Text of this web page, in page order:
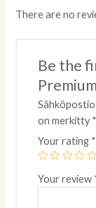
There are no
Be the
on merkitty*
Your rating *
Your review